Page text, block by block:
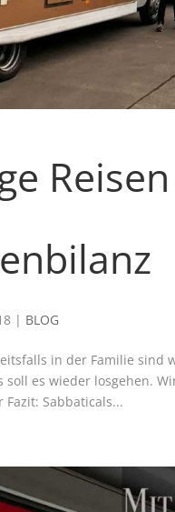
| BLOG
in der Familie
soll es wieder losgehen.
Fazit: Sabbaticals...